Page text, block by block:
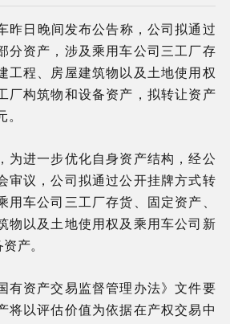
昨日晚间发布公告称，公司拟通过
分资产，涉及乘用车公司三工厂存
工程、房屋建筑物以及土地使用权
厂构筑物和设备资产，拟转让资产
。
为进一步优化自身资产结构，经公
审议，公司拟通过公开挂牌方式转
用车公司三工厂存货、固定资产、
物以及土地使用权及乘用车公司新
产。
有资产交易监督管理办法》文件要
将以评估价值为依据在产权交易中